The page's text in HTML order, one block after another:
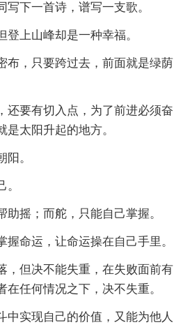
写下一首诗，谱写一支歌。
登上山峰却是一种幸福。
布，只要跨过去，前面就是绿荫
还要有切入点，为了前进必须奋
太阳升起的地方。
。
助摇；而舵，只能自己掌握。
握命运，让命运操在自己手里。
，但决不能失重，在失败面前有
任何情况之下，决不失重。
中实现自己的价值，又能为他人